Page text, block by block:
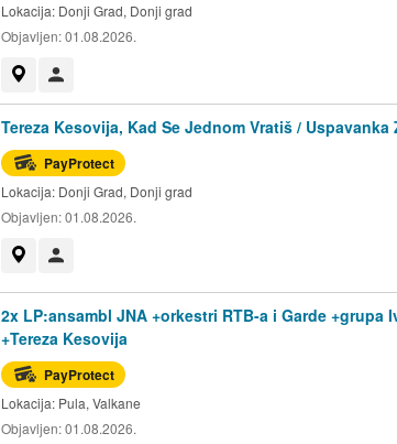
Lokacija: Donji Grad, Donji grad
Objavljen:01.08.2026.
Tereza Kesovija, Kad Se Jednom Vratiš / Uspavanka
PayProtect
Lokacija: Donji Grad, Donji grad
Objavljen:01.08.2026.
2x LP:ansambl JNA +orkestri RTB-a i Garde +grupa
+Tereza Kesovija
PayProtect
Lokacija: Pula, Valkane
Objavljen:01.08.2026.